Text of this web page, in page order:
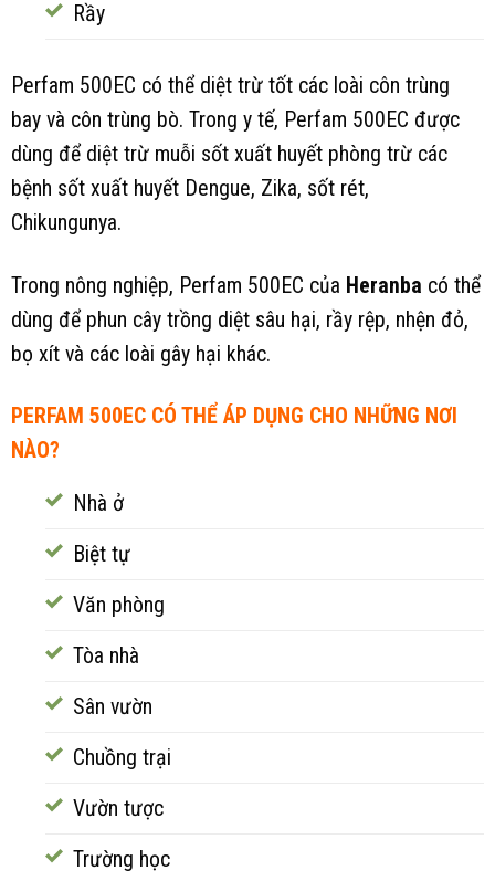
Rầy
Perfam 500EC có thể diệt trừ tốt các loài côn trùng
bay và côn trùng bò. Trong y tế, Perfam 500EC được
dùng để diệt trừ muỗi sốt xuất huyết phòng trừ các
bệnh sốt xuất huyết Dengue, Zika, sốt rét,
Chikungunya.
Trong nông nghiệp, Perfam 500EC của Heranba có thể
dùng để phun cây trồng diệt sâu hại, rầy rệp, nhện đỏ,
bọ xít và các loài gây hại khác.
PERFAM 500EC CÓ THỂ ÁP DỤNG CHO NHỮNG NƠI
NÀO?
Nhà ở
Biệt tự
Văn phòng
Tòa nhà
Sân vườn
Chuồng trại
Vườn tược
Trường học